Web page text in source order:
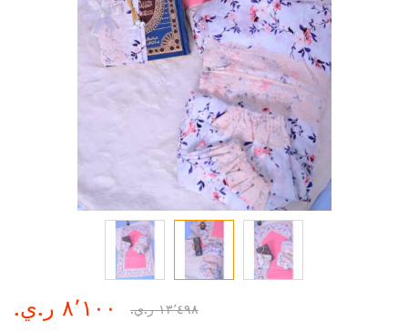
إلى
٨٬١٠٠ ر.ي.‏ ١٣٬٤٩٨ ر.ي.‏